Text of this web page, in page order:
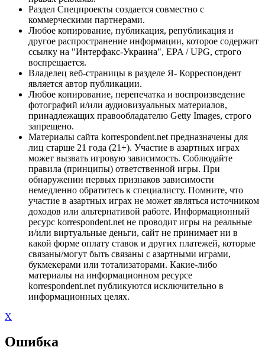
Раздел Спецпроекты создается совместно с
коммерческими партнерами.
Любое копирование, публикация, републикация и
другое распространение информации, которое содержит
ссылку на "Интерфакс-Украина", EPA / UPG, строго
воспрещается.
Владелец веб-страницы в разделе Я- Корреспондент
является автор публикации.
Любое копирование, перепечатка и воспроизведение
фотографий и/или аудиовизуальных материалов,
принадлежащих правообладателю Getty Images, строго
запрещено.
Материалы сайта korrespondent.net предназначены для
лиц старше 21 года (21+). Участие в азартных играх
может вызвать игровую зависимость. Соблюдайте
правила (принципы) ответственной игры. При
обнаружении первых признаков зависимости
немедленно обратитесь к специалисту. Помните, что
участие в азартных играх не может являться источником
доходов или альтернативой работе. Информационный
ресурс korrespondent.net не проводит игры на реальные
и/или виртуальные деньги, сайт не принимает ни в
какой форме оплату ставок и других платежей, которые
связаны/могут быть связаны с азартными играми,
букмекерами или тотализаторами. Какие-либо
материалы на информационном ресурсе
korrespondent.net публикуются исключительно в
информационных целях.
X
Ошибка